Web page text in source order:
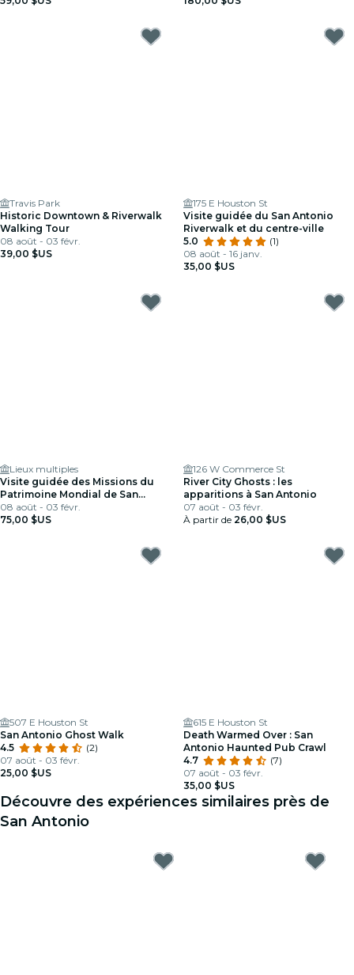
Travis Park
Historic Downtown & Riverwalk
Walking Tour
08 août - 03 févr.
39,00 $US
175 E Houston St
Visite guidée du San Antonio
Riverwalk et du centre-ville
5.0
(1)
08 août - 16 janv.
35,00 $US
Lieux multiples
Visite guidée des Missions du
Patrimoine Mondial de San
Antonio
08 août - 03 févr.
75,00 $US
126 W Commerce St
River City Ghosts : les
apparitions à San Antonio
07 août - 03 févr.
À partir de 26,00 $US
507 E Houston St
San Antonio Ghost Walk
4.5
(2)
07 août - 03 févr.
25,00 $US
615 E Houston St
Death Warmed Over : San
Antonio Haunted Pub Crawl
4.7
(7)
07 août - 03 févr.
35,00 $US
Découvre des expériences similaires près de
San Antonio